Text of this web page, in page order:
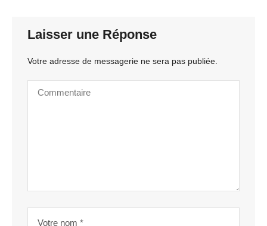
Laisser une Réponse
Votre adresse de messagerie ne sera pas publiée.